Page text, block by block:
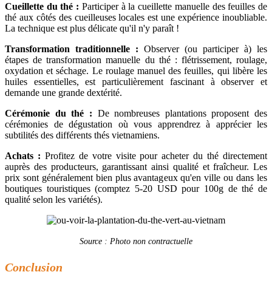
Cueillette du thé : Participer à la cueillette manuelle des feuilles de
thé aux côtés des cueilleuses locales est une expérience inoubliable.
La technique est plus délicate qu'il n'y paraît !
Transformation traditionnelle : Observer (ou participer à) les
étapes de transformation manuelle du thé : flétrissement, roulage,
oxydation et séchage. Le roulage manuel des feuilles, qui libère les
huiles essentielles, est particulièrement fascinant à observer et
demande une grande dextérité.
Cérémonie du thé : De nombreuses plantations proposent des
cérémonies de dégustation où vous apprendrez à apprécier les
subtilités des différents thés vietnamiens.
Achats : Profitez de votre visite pour acheter du thé directement
auprès des producteurs, garantissant ainsi qualité et fraîcheur. Les
prix sont généralement bien plus avantageux qu'en ville ou dans les
boutiques touristiques (comptez 5-20 USD pour 100g de thé de
qualité selon les variétés).
Source : Photo non contractuelle
Conclusion